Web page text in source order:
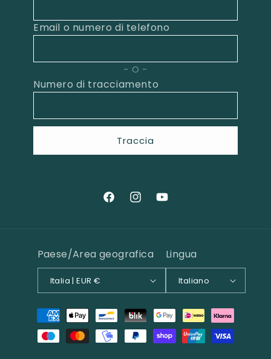
Email o numero di telefono
O
Numero di tracciamento
Traccia
FacebookInstagramYouTube
Paese/Area geografica
Italia | EUR €
Lingua
Italiano
Metodi
pagamento